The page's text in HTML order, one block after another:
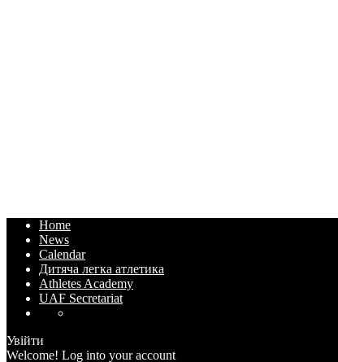
Home
News
Calendar
Дитяча легка атлетика
Athletes Academy
UAF Secretariat
Увійти
Welcome! Log into your account